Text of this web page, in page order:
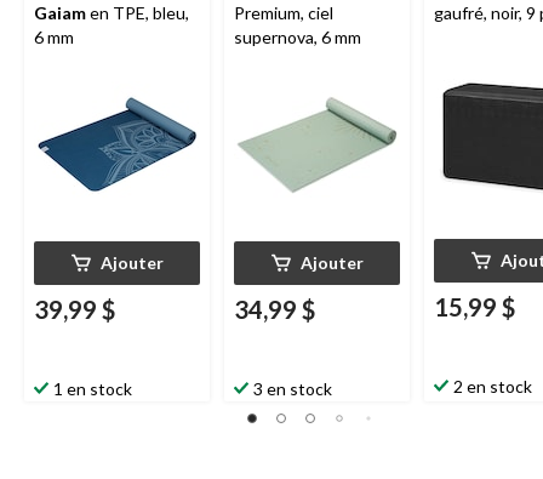
Gaiamen TPE, bleu,
6 mm
Ajouter
39,99 $
1 en stock
Premium, ciel
supernova, 6 mm
Ajouter
34,99 $
3 en stock
gaufré, noir, 9
15,99 $
2 en stock